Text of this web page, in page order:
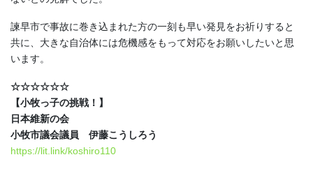
諫早市で事故に巻き込まれた方の一刻も早い発見をお祈りすると
共に、大きな自治体には危機感をもって対応をお願いしたいと思
います。
☆☆☆☆☆☆
【小牧っ子の挑戦！】
日本維新の会
小牧市議会議員 伊藤こうしろう
https://lit.link/koshiro110